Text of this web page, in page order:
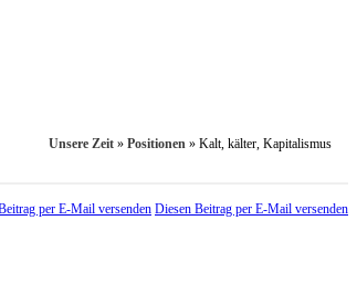
Unsere Zeit » Positionen » Kalt, kälter, Kapitalismus
Diesen Beitrag per E-Mail versenden